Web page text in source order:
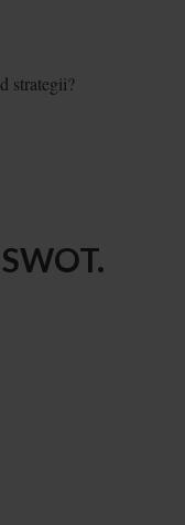
strategii?